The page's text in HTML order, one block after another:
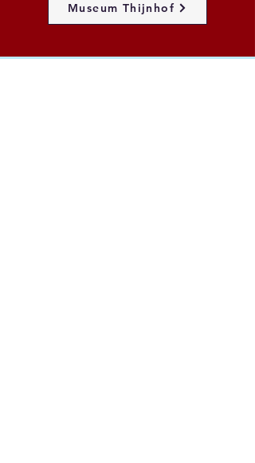
Museum Thijnhof